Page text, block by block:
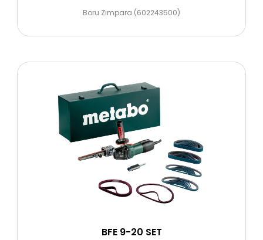
Boru Zımpara (602243500)
BFE 9-20 SET